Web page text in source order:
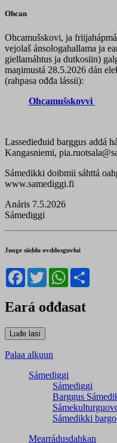
Ohcan
Ohcamušskovi, ja
vejolaš ánsologahallama ja
giellamáhtus ja dutkosiin)
maŋimustá 28.5.2026 dán
(rahpasa ođđa lássii):
Ohcamušskovvi
Lassedieđuid barggus addá
Kangasniemi,
Sámedikki doibmii sáhttá
www.samediggi.fi
Anáris 7.5.2026
Sámediggi
Juoge siiddu ovddosguvlui
Facebook
TwitterWhatsApp
Eará ođđasat
Palaa alkuun
Sámediggi
Sámediggi
Barggus
Sámedikki
Mearrádusdahkan